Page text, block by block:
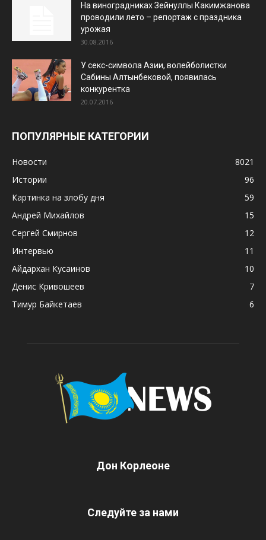
На виноградниках Зейнуллы Какимжанова
проводили лето – репортаж с праздника
урожая
30.08.2016
У секс-символа Азии, волейболистки
Сабины Алтынбековой, появилась
конкурентка
20.07.2016
ПОПУЛЯРНЫЕ КАТЕГОРИИ
Новости
8021
Истории
96
Картинка на злобу дня
59
Андрей Михайлов
15
Сергей Смирнов
12
Интервью
11
Айдархан Кусаинов
10
Денис Кривошеев
7
Тимур Байкетаев
6
Дон Корлеоне
Следуйте за нами